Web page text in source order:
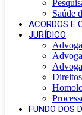
Saúde
ACORDOS E
JURÍDICO
FUNDO DOS